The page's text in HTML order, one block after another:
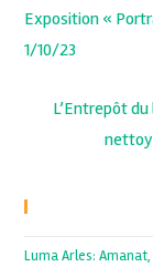
Exposition «
1/10/23
L’Entrepôt
Luma Arles: